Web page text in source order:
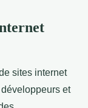
sites internet
et